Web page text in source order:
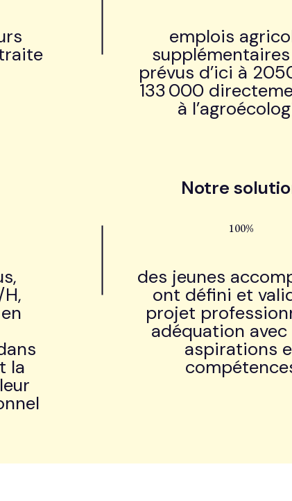
emplois
prévus d’ici à
133 000
à
Notre
la
100%
des jeunes
ont défini et
projet
adéquation avec
aspirations